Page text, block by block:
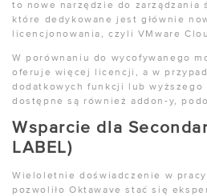
to nowe narzędzie do zarządzania
które dedykowane jest głównie
licencjonowania, czyli VMware
W porównaniu do wycofywanego
oferuje więcej licencji, a w
dodatkowych funkcji lub wyższego
dostępne są również addon-y,
Wsparcie dla
LABEL)
Wieloletnie doświadczenie w
pozwoliło Oktawave stać się